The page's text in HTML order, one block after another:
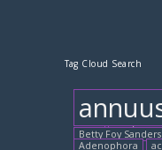
Tag Cloud Search
Heart
Baby
Betty Foy Sanders
Adenophora